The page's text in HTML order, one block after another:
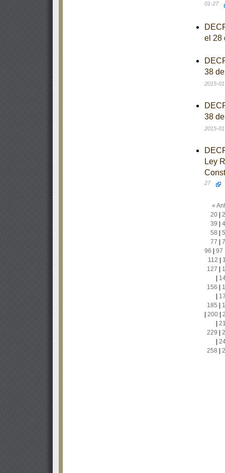
01-27
el 28
38
2015-
38
2015-
Ley
27
«
20|
39
58
77
96
97
112
127
156
185
200|
229
258